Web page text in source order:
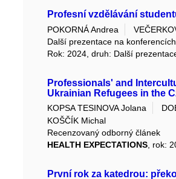
Profesní vzdělávání
POKORNÁ Andrea
Další prezentace na konferencích
Rok: 2024, druh: Další
Professionals' and
Ukrainian Refugees in the
KOPSA TESINOVA Jolana
KOŠČÍK Michal
Recenzovaný odborný článek
HEALTH EXPECTATIONS, rok:
První rok za katedrou: